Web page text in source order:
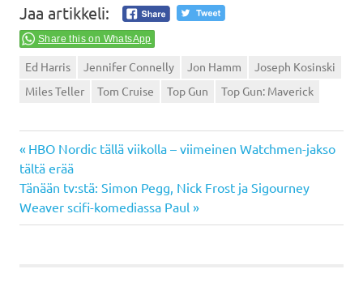
Jaa artikkeli:
Share this on WhatsApp
Ed Harris Jennifer Connelly Jon Hamm
Joseph Kosinski
Miles Teller
Tom Cruise Top Gun Top Gun: Maverick
Artikkelien
selaus
Previous
Post:
HBO Nordic tällä viikolla – viimeinen Watchmen-jakso
tältä erää
Next
Post:
Tänään tv:stä: Simon Pegg, Nick Frost ja Sigourney
Weaver scifi-komediassa Paul